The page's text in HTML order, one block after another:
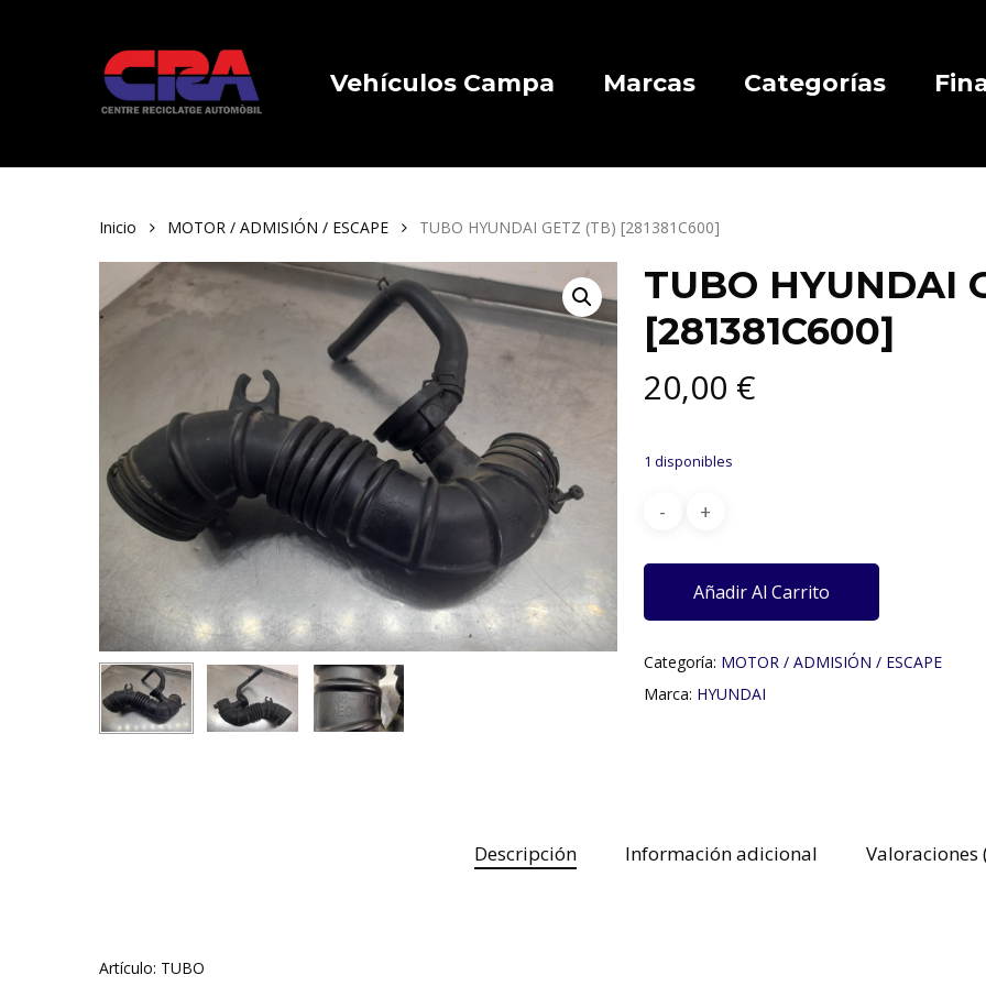
Vehículos Campa Marcas Categorías
Inicio MOTOR / ADMISIÓN / ESCAPE TUBO HYUNDAI GETZ (TB) [281381C600]
TUBO HYUNDAI
[281381C600]
20,00 €
1 disponibles
Añadir Al Carrito
Categoría: MOTOR / ADMISIÓN / ESCAPE
Marca: HYUNDAI
Descripción Información adicional Valoraciones
Artículo: TUBO